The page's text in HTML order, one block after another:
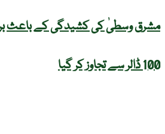
مشرق وسطیٰ کی کشیدگی کے باعث
100 ڈالر سے تجاوز کر گیا